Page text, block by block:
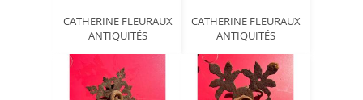
CATHERINE FLEURAUX
ANTIQUITÉS
CATHERINE FLEURAUX
ANTIQUITÉS